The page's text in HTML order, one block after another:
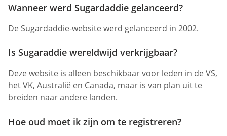
Wanneer werd Sugardaddie gelanceerd?
De Sugardaddie-website werd gelanceerd in 2002.
Is Sugaraddie wereldwijd verkrijgbaar?
Deze website is alleen beschikbaar voor leden in de VS,
het VK, Australië en Canada, maar is van plan uit te
breiden naar andere landen.
Hoe oud moet ik zijn om te registreren?